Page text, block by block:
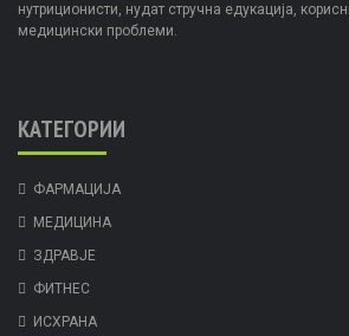
нутриционисти, нудат стручна едукација,
медицински проблеми.
КАТЕГОРИИ
ФАРМАЦИЈА
МЕДИЦИНА
ЗДРАВЈЕ
ФИТНЕС
ИСХРАНА